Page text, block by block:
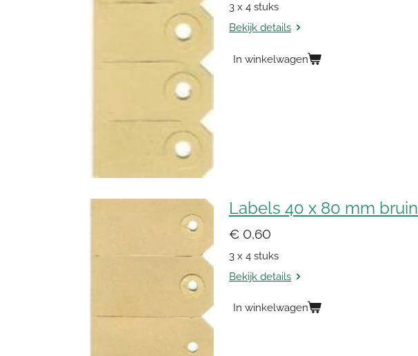
3 x 4 stuks
Bekijk details
In winkelwagen
Labels 40 x 80 mm bruin
€ 0,60
3 x 4 stuks
Bekijk details
In winkelwagen